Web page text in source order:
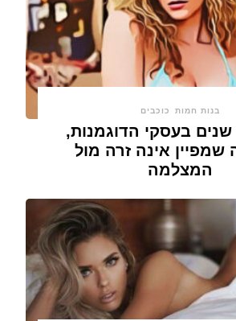
בנות חמות כוכבים
בעסקי הדוגמנות,
שמפיין אינה זרה מול
המצלמה